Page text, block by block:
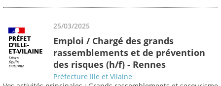
25/03/2025
Emploi / Chargé des grands
rassemblements et de prévention
des risques (h/f) - Rennes
Préfecture Ille et Vilaine